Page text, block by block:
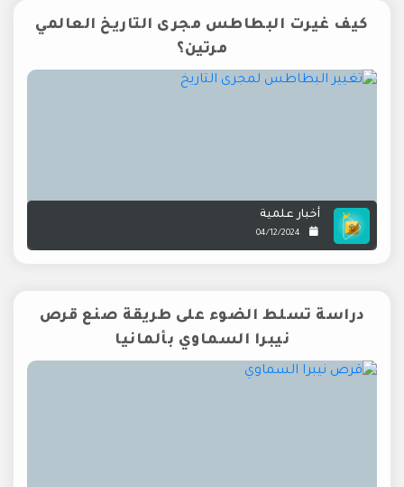
كيف غيرت البطاطس مجرى التاريخ العالمي
مرتين؟
أخبار علمية
04/12/2024
دراسة تسلط الضوء على طريقة صنع قرص
نيبرا السماوي بألمانيا